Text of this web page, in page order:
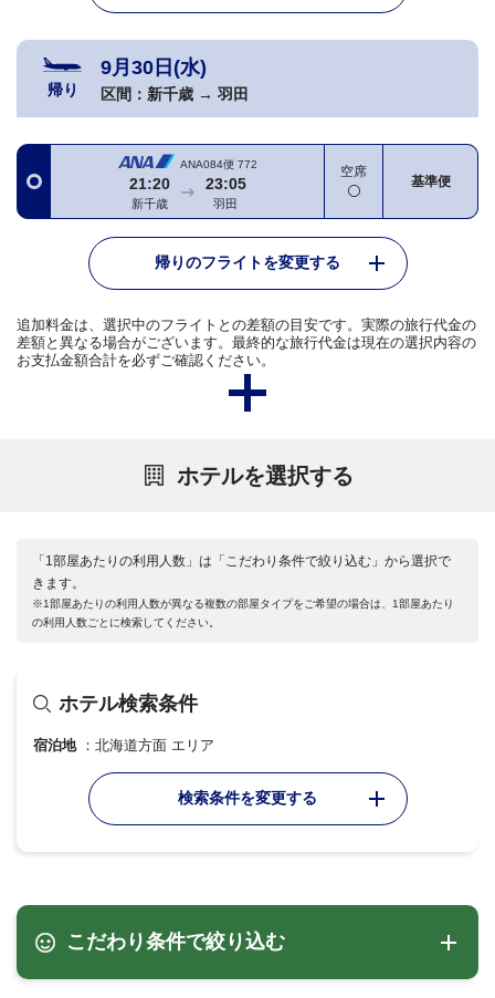
帰り
9月30日(水)
区間： 新千歳 → 羽田
ANA084便 772
21:20
新千歳
23:05
羽田
空席
基準便
帰りのフライトを変更する
追加料金は、選択中のフライトとの差額の目安です。実際の旅行代金の
差額と異なる場合がございます。最終的な旅行代金は現在の選択内容の
お支払金額合計を必ずご確認ください。
ホテルを選択する
「1部屋あたりの利用人数」は「こだわり条件で絞り込む」から選択で
きます。
※1部屋あたりの利用人数が異なる複数の部屋タイプをご希望の場合は、1部屋あたり
の利用人数ごとに検索してください。
ホテル検索条件
宿泊地 北海道方面 エリア
検索条件を変更する
こだわり条件で絞り込む